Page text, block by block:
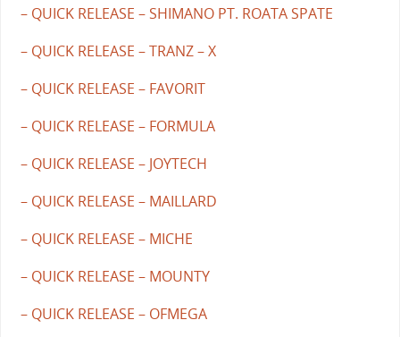
– QUICK RELEASE – SHIMANO PT. ROATA SPATE
– QUICK RELEASE – TRANZ – X
– QUICK RELEASE – FAVORIT
– QUICK RELEASE – FORMULA
– QUICK RELEASE – JOYTECH
– QUICK RELEASE – MAILLARD
– QUICK RELEASE – MICHE
– QUICK RELEASE – MOUNTY
– QUICK RELEASE – OFMEGA